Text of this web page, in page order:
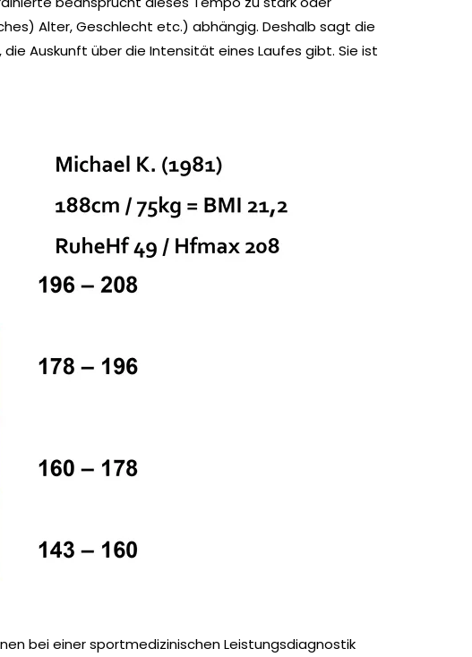
Alter, Geschlecht etc.) abhängig. Deshalb sagt die
Auskunft über die Intensität eines Laufes gibt. Sie ist
bei einer sportmedizinischen Leistungsdiagnostik